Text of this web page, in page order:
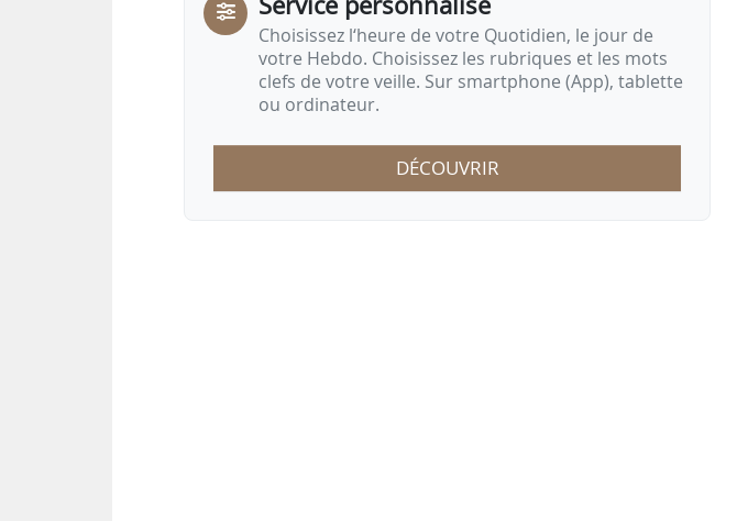
Choisissez l‘heure de votre Quotidien, le jour de
votre Hebdo. Choisissez les rubriques et les mots
clefs de votre veille. Sur smartphone (App), tablette
ou ordinateur.
DÉCOUVRIR